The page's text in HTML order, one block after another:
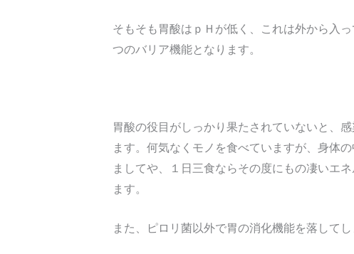
そもそも胃酸はｐＨが低く、これは外から入
つのバリア機能となります。
胃酸の役目がしっかり果たされていないと、
ます。何気なくモノを食べていますが、身体
ましてや、１日三食ならその度にもの凄いエ
ます。
また、ピロリ菌以外で胃の消化機能を落して